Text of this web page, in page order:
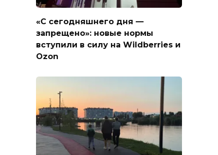
«С сегодняшнего дня —
запрещено»: новые нормы
вступили в силу на Wildberries и
Ozon